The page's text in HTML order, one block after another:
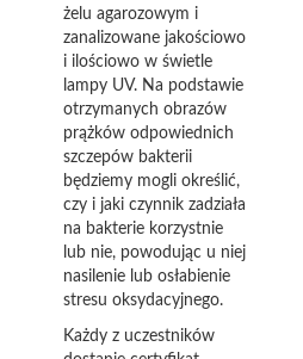
żelu agarozowym i
zanalizowane jakościowo
i ilościowo w świetle
lampy UV. Na podstawie
otrzymanych obrazów
prążków odpowiednich
szczepów bakterii
będziemy mogli określić,
czy i jaki czynnik zadziała
na bakterie korzystnie
lub nie, powodując u niej
nasilenie lub osłabienie
stresu oksydacyjnego.
Każdy z uczestników